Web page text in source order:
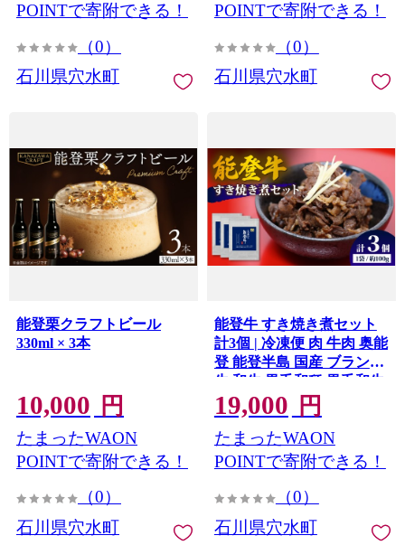
POINTで寄附できる！
（0）
石川県穴水町
POINTで寄附できる！
（0）
石川県穴水町
能登栗クラフトビール
330ml × 3本
10,000 円
たまったWAON
POINTで寄附できる！
（0）
石川県穴水町
能登牛 すき焼き煮セット
計3個 | 冷凍便 肉 牛肉 奥能
登 能登半島 国産 ブランド
牛 和牛 黒毛和種 黒毛和牛
19,000 円
たまったWAON
POINTで寄附できる！
（0）
石川県穴水町